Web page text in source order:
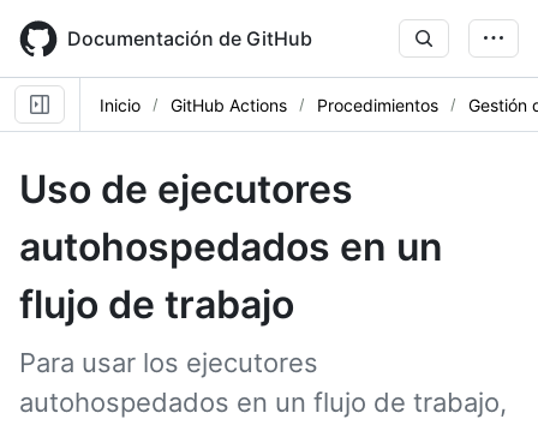
main
content
Documentación de GitHub
Inicio GitHub Actions Procedimientos Gestión
Uso de ejecutores
autohospedados en un
flujo de trabajo
Para usar los ejecutores
autohospedados en un flujo de trabajo,